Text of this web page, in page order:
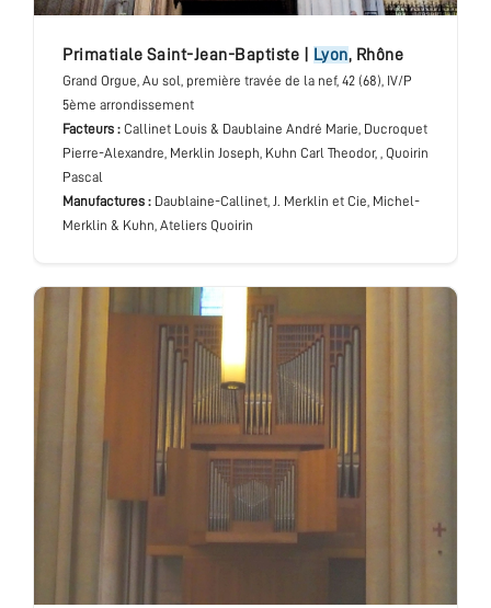
primatiale Saint-Jean-Baptiste Lyon, Rhône
Grand Orgue, Au sol, première travée de la nef, 42 (68), IV/P
5ème arrondissement
Facteurs : Callinet Louis & Daublaine André Marie, Ducroquet
Pierre-Alexandre, Merklin Joseph, Kuhn Carl Theodor, , Quoirin
Pascal
Manufactures : Daublaine-Callinet, J. Merklin et Cie, Michel-
Merklin & Kuhn, Ateliers Quoirin